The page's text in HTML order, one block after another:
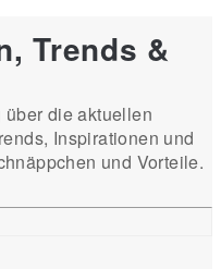
Trends &
die aktuellen
Inspirationen und
und Vorteile.